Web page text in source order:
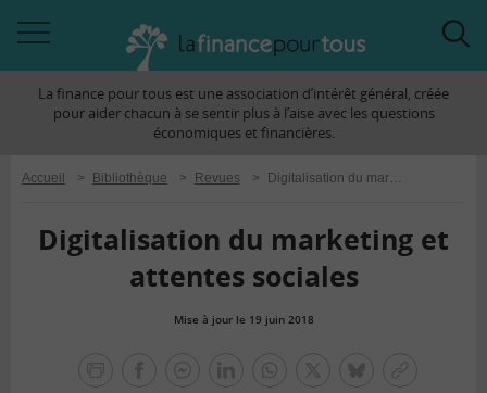
àLa finance pour tous est une association d’intérêt général, créée
pour aider chacun à se sentir plus à l’aise avec les questions
économiques et financières.
Accueil > Bibliothèque > Revues > Digitalisation du marketing et attentes sociales
Digitalisation du marketing et
attentes sociales
Mise à jour le 19 juin 2018